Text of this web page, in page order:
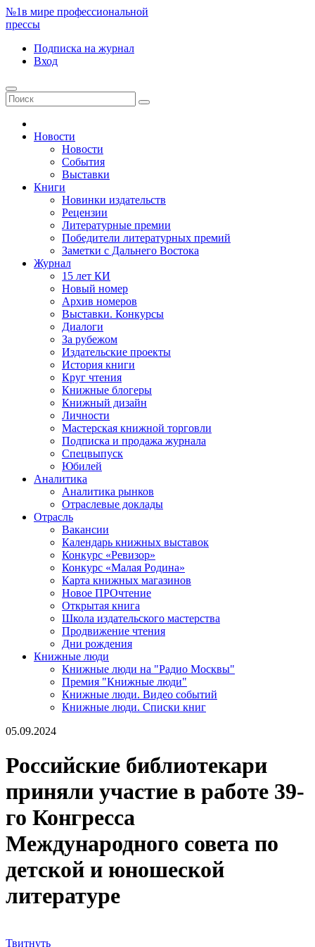
№1в мире профессиональной
прессы
Подписка на журнал
Вход
Новости
Новости
События
Выставки
Книги
Новинки издательств
Рецензии
Литературные премии
Победители литературных премий
Заметки с Дальнего Востока
Журнал
15 лет КИ
Новый номер
Архив номеров
Выставки. Конкурсы
Диалоги
За рубежом
Издательские проекты
История книги
Круг чтения
Книжные блогеры
Книжный дизайн
Личности
Мастерская книжной торговли
Подписка и продажа журнала
Спецвыпуск
Юбилей
Аналитика
Аналитика рынков
Отраслевые доклады
Отрасль
Вакансии
Календарь книжных выставок
Конкурс «Ревизор»
Конкурс «Малая Родина»
Карта книжных магазинов
Новое ПРОчтение
Открытая книга
Школа издательского мастерства
Продвижение чтения
Дни рождения
Книжные люди
Книжные люди на "Радио Москвы"
Премия "Книжные люди"
Книжные люди. Видео событий
Книжные люди. Списки книг
05.09.2024
Российские библиотекари
приняли участие в работе 39-
го Конгресса
Международного совета по
детской и юношеской
литературе
Твитнуть